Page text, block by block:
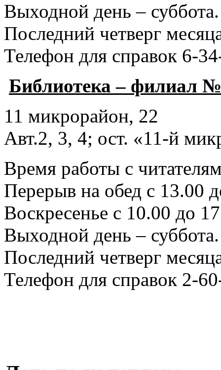
Выходной день – суббота.
Последний четверг
Телефон для справок 6-
Библиотека – филиал
11 микрорайон, 22
Авт.2, 3, 4; ост. «11-й
Время работы с
Перерыв на обед с 13.00
Воскресенье с 10.00 до
Выходной день – суббота.
Последний четверг
Телефон для справок 2-